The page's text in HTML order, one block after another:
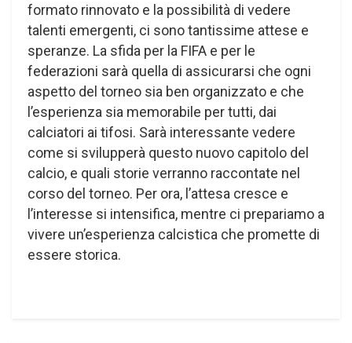
formato rinnovato e la possibilità di vedere
talenti emergenti, ci sono tantissime attese e
speranze. La sfida per la FIFA e per le
federazioni sarà quella di assicurarsi che ogni
aspetto del torneo sia ben organizzato e che
l’esperienza sia memorabile per tutti, dai
calciatori ai tifosi. Sarà interessante vedere
come si svilupperà questo nuovo capitolo del
calcio, e quali storie verranno raccontate nel
corso del torneo. Per ora, l’attesa cresce e
l’interesse si intensifica, mentre ci prepariamo a
vivere un’esperienza calcistica che promette di
essere storica.